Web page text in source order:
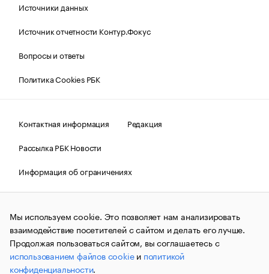
Источники данных
Источник отчетности Контур.Фокус
Вопросы и ответы
Политика Cookies РБК
Контактная информация
Редакция
Рассылка РБК Новости
Информация об ограничениях
Правовая информация
О соблюдении авторских прав
© АО «РОСБИЗНЕСКОНСАЛТИНГ»,1995–2026.Сообщения
и материалы информационного агентства «РБК»
(зарегистрировано Федеральной службой по надзору в сфере
связи, информационных технологий и массовых
коммуникаций (Роскомнадзор) 09.12.2015 за номером ИА
№ФС77-63848) сопровождаются пометкой «РБК». Отдельные
Мы используем cookie. Это позволяет нам анализировать
взаимодействие посетителей с сайтом и делать его лучше.
Продолжая пользоваться сайтом, вы соглашаетесь с
использованием файлов cookieи политикой
конфиденциальности.